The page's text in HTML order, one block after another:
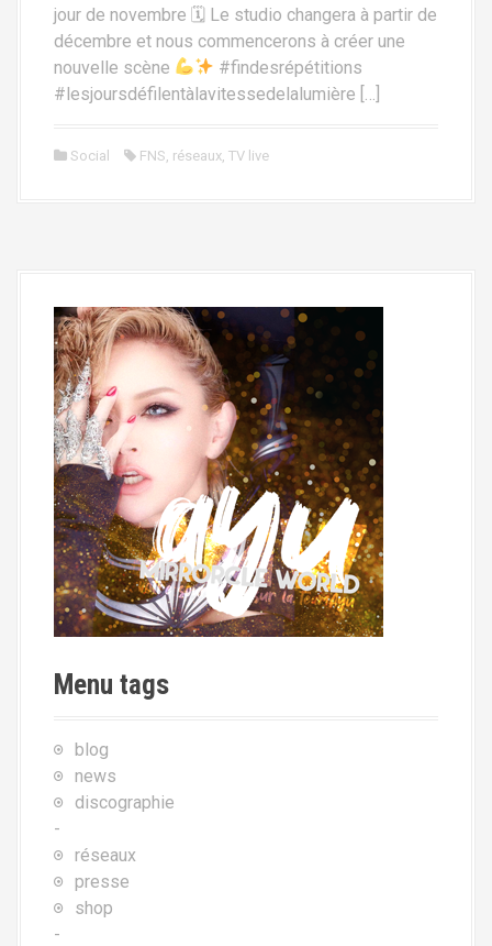
jour de novembre 🗓 Le studio changera à partir de
décembre et nous commencerons à créer une
nouvelle scène
#findesrépétitions
#lesjoursdéfilentàlavitessedelalumière […]
Social FNS réseaux TV live
Menu tags
blog
news
discographie
-
réseaux
presse
shop
-